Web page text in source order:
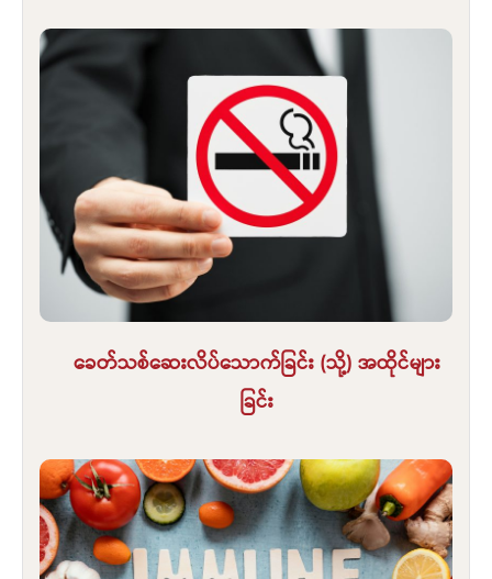
ခေတ်သစ်ဆေးလိပ်သောက်ခြင်း (သို့) အထိုင်များ
ခြင်း